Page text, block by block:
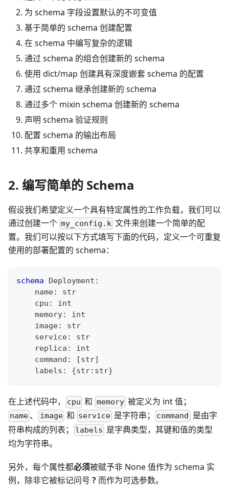
为 schema 字段设置默认的不可变值
基于简单的 schema 创建配置
在 schema 中编写复杂的逻辑
通过 schema 的组合创建新的 schema
使用 dict/map 创建具有深度嵌套 schema 的配置
通过 schema 继承创建新的 schema
通过多个 mixin schema 创建新的 schema
声明 schema 验证规则
配置 schema 的输出布局
共享和重用 schema
2. 编写简单的 Schema
假设我们希望定义一个具有特定属性的工作负载，我们可以
通过创建一个 my_config.k 文件来创建一个简单的配
置。我们可以按以下方式填写下面的代码，定义一个可重复
使用的部署配置的 schema：
schema Deployment :
    name
:
str
    cpu
:
int
    memory
:
int
    image
:
str
    service
:
str
    replica
:
int
    command
: [str]
    labels
: {str: str}
在上述代码中， cpu 和 memory被定义为 int 值；
name 、 image和 service 是字符串； command 是由字
符串构成的列表；
labels 是字典类型，其键和值的类型
均为字符串。
另外，每个属性都必须被赋予非 None 值作为 schema 实
例，除非它被标记问号 ?而作为可选参数。